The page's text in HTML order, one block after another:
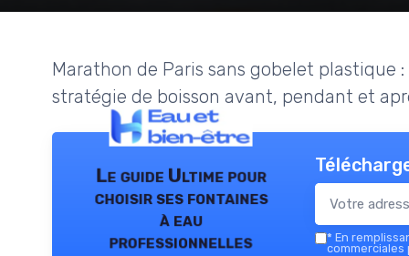
Marathon de Paris sans gobelet plastique
stratégie de boisson avant, pendant et
Le guide Ultime pour
choisir ses fontaines
à eau
professionnelles
* En
commerciales